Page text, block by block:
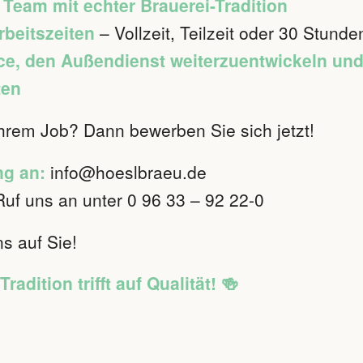
mit echter Brauerei-Tradition
– Vollzeit, Teilzeit oder 30
den Außendienst weiterzuentwickeln und
Job? Dann bewerben Sie sich jetzt!
an: info@hoeslbraeu.de
uns an unter 0 96 33 – 92 22-0
auf Sie!
trifft auf Qualität! 🍻